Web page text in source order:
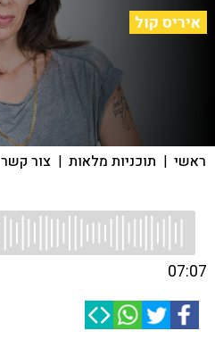
איריס קול
ראשי | תוכניות מלאות | צור קשר
07:07